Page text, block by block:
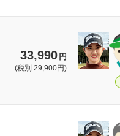
33,990円
(税別 29,900円)